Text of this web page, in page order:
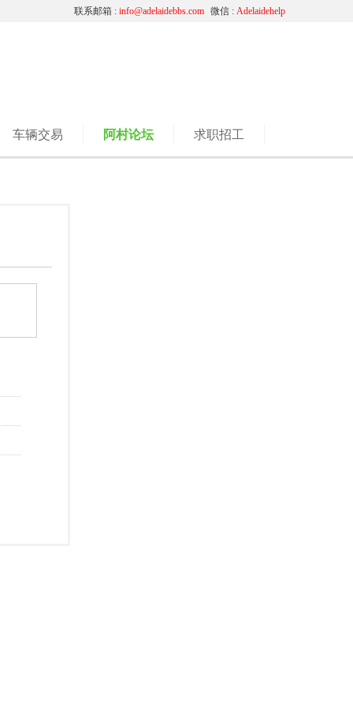
微信 : Adelaidehelp
联系邮箱 : info@adelaidebbs.com
车辆交易 阿村论坛 求职招工